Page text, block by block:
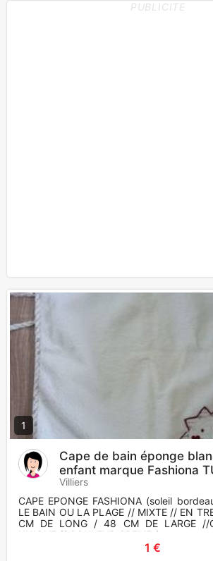
PUBLICITE
1
Cape de bain éponge
enfant marque Fashiona
Villiers
CAPE EPONGE FASHIONA (soleil
LE BAIN OU LA PLAGE // MIXTE // EN
CM DE LONG / 48 CM DE LARGE //
UNIQUE // COULEUR CREME /
1 €